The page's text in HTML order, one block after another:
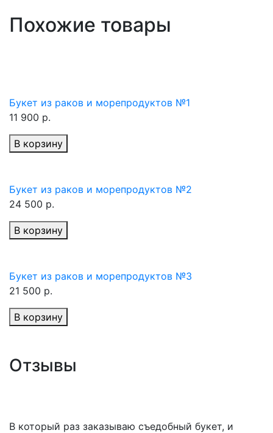
Похожие товары
Букет из раков и морепродуктов №1
11 900 р.
В корзину
Букет из раков и морепродуктов №2
24 500 р.
В корзину
Букет из раков и морепродуктов №3
21 500 р.
В корзину
Отзывы
В который раз заказываю съедобный букет, и